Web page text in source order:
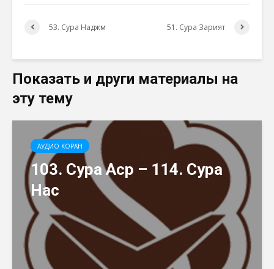
53. Сура Наджм 51. Сура Зарият
Показать и други материалы на
эту тему
АУДИО КОРАН
103. Сура Аср – 114. Сура
Нас